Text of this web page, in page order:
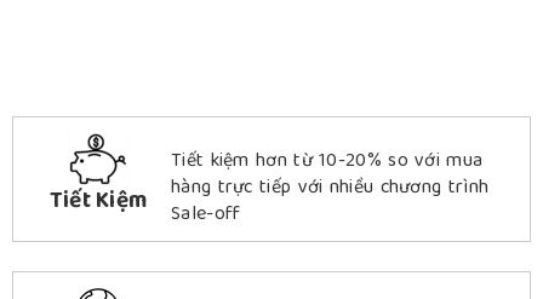
Tiết Kiệm
Tiết kiệm hơn từ 10-20% so với mua
hàng trực tiếp với nhiều chương trình
Sale-off